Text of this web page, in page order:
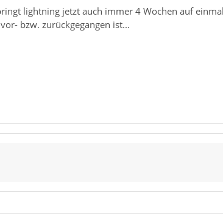
lightning jetzt auch immer 4 Wochen auf
bzw. zurückgegangen ist...